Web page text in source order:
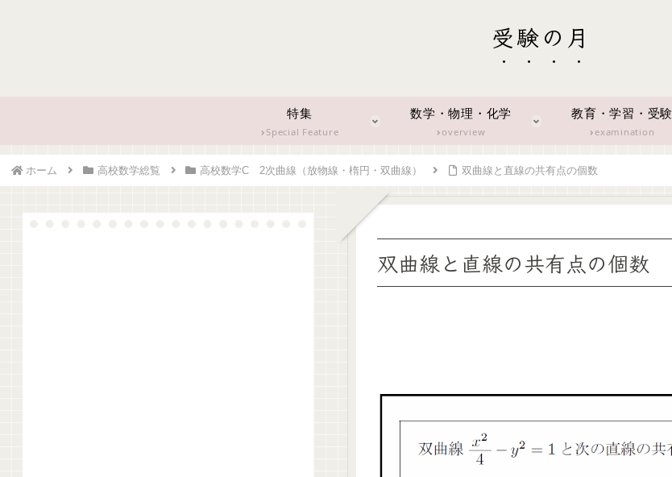
受験の月
特集
Special Feature
数学・物理・化学
overview
教育・学習・受験
examination
ホーム 高校数学総覧 高校数学C 2次曲線（放物線・楕円・双曲線） 双曲線と直線の共有点の個数
双曲線と直線の共有点の個数